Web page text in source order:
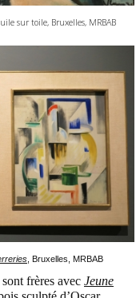
sur toile, Bruxelles, MRBAB
Bruxelles, MRBAB
frères avec Jeune